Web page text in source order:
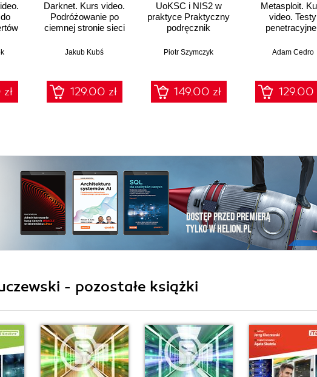
Darknet. Kurs video.
Podróżowanie po
ciemnej stronie sieci
Jakub Kubś
129.00 zł
UoKSC i NIS2 w
praktyce Praktyczny
podręcznik
Krajowego Systemu
procedury, audyt dla
zarządów, IT i
compliance
Piotr Szymczyk
149.00 zł
Metasploit.
video. Testy
zabezpieczeń
Adam Cedro
129.00
- pozostałe książki